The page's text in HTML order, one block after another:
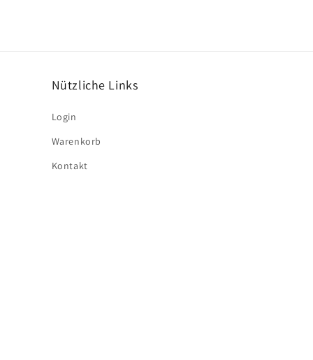
Nützliche Links
Login
Warenkorb
Kontakt